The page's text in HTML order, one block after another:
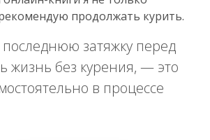
продолжать курить.
последнюю затяжку перед
жизнь без курения, — это
в процессе